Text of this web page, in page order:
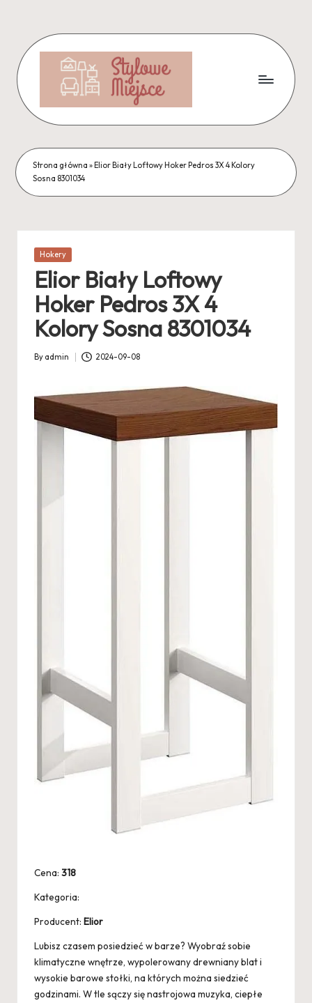
content
Strona główna » Elior Biały Loftowy Hoker Pedros 3X 4 Kolory
Sosna 8301034
Posted
Hokery
Elior Biały Loftowy
Hoker Pedros 3X 4
Kolory Sosna 8301034
Posted
By admin 2024-09-08
Cena: 318
Kategoria:
Producent: Elior
Lubisz czasem posiedzieć w barze? Wyobraź sobie
klimatyczne wnętrze, wypolerowany drewniany blat i
wysokie barowe stołki, na których można siedzieć
godzinami. W tle sączy się nastrojowa muzyka, ciepłe